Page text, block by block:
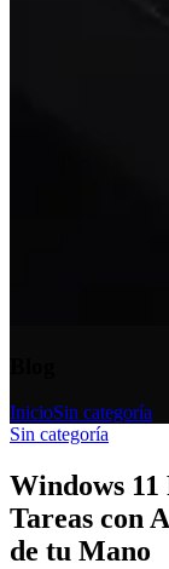
InicioSin categoría
Sin categoría
Windows
Tareas con
de tu Mano